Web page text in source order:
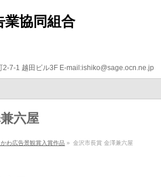
業協同組合
7-1 越田ビル3F E-mail:ishiko@sage.ocn.ne.jp
六屋
わ広告景観賞入賞作品 » 金沢市長賞 金澤兼六屋